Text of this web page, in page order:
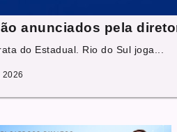
anunciados pela
do Estadual. Rio do Sul joga...
2026